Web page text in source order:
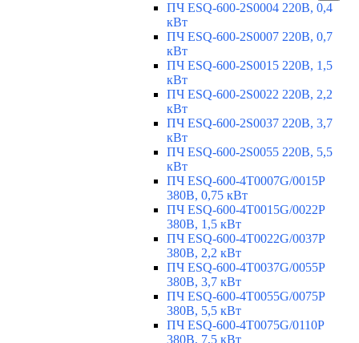
ПЧ ESQ-600-2S0004 220В, 0,4
кВт
ПЧ ESQ-600-2S0007 220В, 0,7
кВт
ПЧ ESQ-600-2S0015 220В, 1,5
кВт
ПЧ ESQ-600-2S0022 220В, 2,2
кВт
ПЧ ESQ-600-2S0037 220В, 3,7
кВт
ПЧ ESQ-600-2S0055 220В, 5,5
кВт
ПЧ ESQ-600-4T0007G/0015P
380В, 0,75 кВт
ПЧ ESQ-600-4T0015G/0022P
380В, 1,5 кВт
ПЧ ESQ-600-4T0022G/0037P
380В, 2,2 кВт
ПЧ ESQ-600-4T0037G/0055P
380В, 3,7 кВт
ПЧ ESQ-600-4T0055G/0075P
380В, 5,5 кВт
ПЧ ESQ-600-4T0075G/0110P
380В, 7,5 кВт